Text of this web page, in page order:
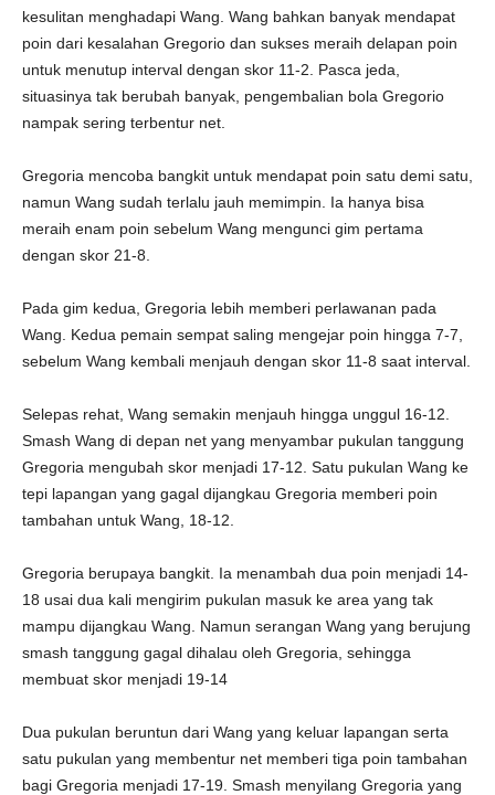
kesulitan menghadapi Wang. Wang bahkan banyak mendapat
poin dari kesalahan Gregorio dan sukses meraih delapan poin
untuk menutup interval dengan skor 11-2. Pasca jeda,
situasinya tak berubah banyak, pengembalian bola Gregorio
nampak sering terbentur net.
Gregoria mencoba bangkit untuk mendapat poin satu demi satu,
namun Wang sudah terlalu jauh memimpin. Ia hanya bisa
meraih enam poin sebelum Wang mengunci gim pertama
dengan skor 21-8.
Pada gim kedua, Gregoria lebih memberi perlawanan pada
Wang. Kedua pemain sempat saling mengejar poin hingga 7-7,
sebelum Wang kembali menjauh dengan skor 11-8 saat interval.
Selepas rehat, Wang semakin menjauh hingga unggul 16-12.
Smash Wang di depan net yang menyambar pukulan tanggung
Gregoria mengubah skor menjadi 17-12. Satu pukulan Wang ke
tepi lapangan yang gagal dijangkau Gregoria memberi poin
tambahan untuk Wang, 18-12.
Gregoria berupaya bangkit. Ia menambah dua poin menjadi 14-
18 usai dua kali mengirim pukulan masuk ke area yang tak
mampu dijangkau Wang. Namun serangan Wang yang berujung
smash tanggung gagal dihalau oleh Gregoria, sehingga
membuat skor menjadi 19-14
Dua pukulan beruntun dari Wang yang keluar lapangan serta
satu pukulan yang membentur net memberi tiga poin tambahan
bagi Gregoria menjadi 17-19. Smash menyilang Gregoria yang